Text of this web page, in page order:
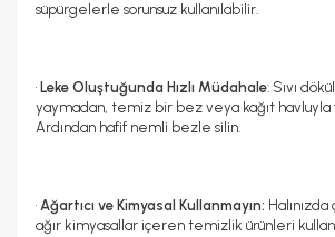
süpürgelerle sorunsuz kullanılabilir.
• Leke Oluştuğunda Hızlı Müdahale: Sıvı
yaymadan, temiz bir bez veya kağıt havluyla
Ardından hafif nemli bezle silin.
• Ağartıcı ve Kimyasal Kullanmayın:
ağır kimyasallar içeren temizlik ürünleri